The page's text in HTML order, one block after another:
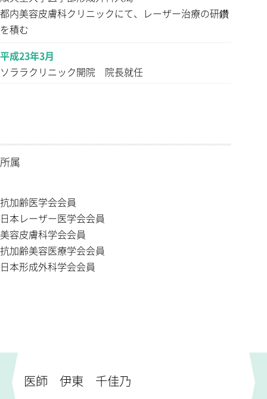
都内美容皮膚科クリニックにて、レーザー治療の研鑽
を積む
平成23年3月
ソララクリニック開院 院長就任
所属
抗加齢医学会会員
日本レーザー医学会会員
美容皮膚科学会会員
抗加齢美容医療学会会員
日本形成外科学会会員
医師 伊東 千佳乃